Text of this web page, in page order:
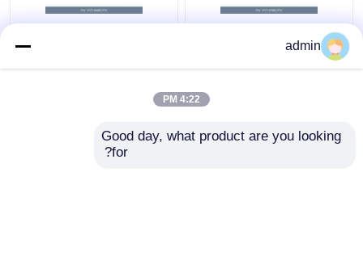
NVT-8700X 1080P
NVT-8900X كاميرا PTZ
admin
4:22 PM
Good day, what product are you looking
for?